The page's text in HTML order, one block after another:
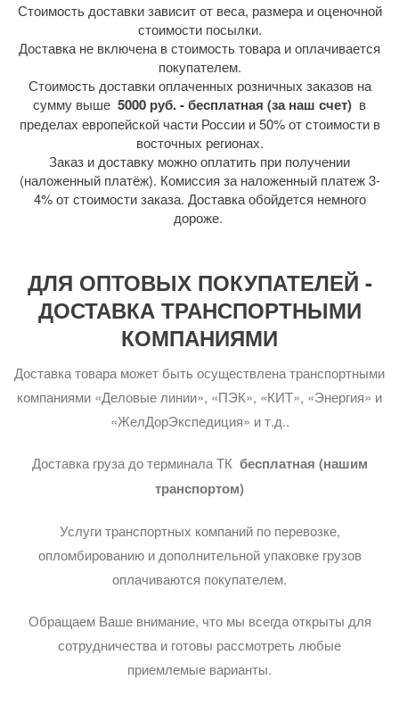
Стоимость доставки зависит от веса, размера и оценочной
стоимости посылки.
Доставка не включена в стоимость товара и оплачивается
покупателем.
Стоимость доставки оплаченных розничных заказов на
сумму выше 5000 руб. - бесплатная (за наш счет) в
пределах европейской части России и 50% от стоимости в
восточных регионах.
Заказ и доставку можно оплатить при получении
(наложенный платёж). Комиссия за наложенный платеж 3-
4% от стоимости заказа. Доставка обойдется немного
дороже.
ДЛЯ ОПТОВЫХ ПОКУПАТЕЛЕЙ -
ДОСТАВКА ТРАНСПОРТНЫМИ
КОМПАНИЯМИ
Доставка товара может быть осуществлена транспортными
компаниями «Деловые линии», «ПЭК», «КИТ», «Энергия» и
«ЖелДорЭкспедиция» и т.д..
Доставка груза до терминала ТК бесплатная (нашим
транспортом)
Услуги транспортных компаний по перевозке,
опломбированию и дополнительной упаковке грузов
оплачиваются покупателем.
Обращаем Ваше внимание, что мы всегда открыты для
сотрудничества и готовы рассмотреть любые
приемлемые варианты.